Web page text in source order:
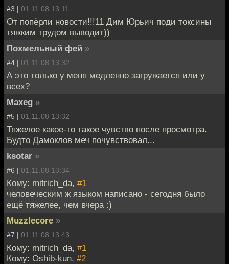
#3 | 01.11.08 13:11
От попёрли новости!!!11 Дим Юрьич поди токсины
тяжким трудом выводит))
Похмельный фей »
#4 | 01.11.08 13:32
А это только у меня медленно загружается или у
всех?
Maxeg »
#5 | 01.11.08 13:32
Тяжелое какое-то такое чувство после просмотра.
Будто Дамоклов меч почувствовал...
ksotar »
#6 | 01.11.08 13:34
Кому: mitrich_da, #1
человеческим ж языком написано - сегодня было
ещё тяжелее, чем вчера :)
Muzzlecore »
#7 | 01.11.08 13:43
Кому: mitrich_da, #1
Кому: Oshib-kun, #2